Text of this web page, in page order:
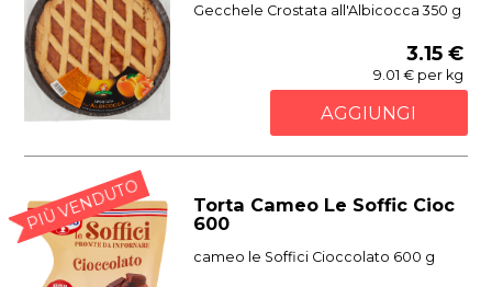
Gecchele Crostata all'Albicocca 350 g
3.15 €
9.01 € per kg
AGGIUNGI
PIÙ VENDUTO
Torta Cameo Le Soffic Cioc
600
cameo le Soffici Cioccolato 600 g